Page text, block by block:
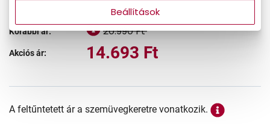
Korábbi ár: 20.990 Ft
Akciós ár: 14.693 Ft
A feltűntetett ár a szemüvegkeretre vonatkozik.
Beállítások